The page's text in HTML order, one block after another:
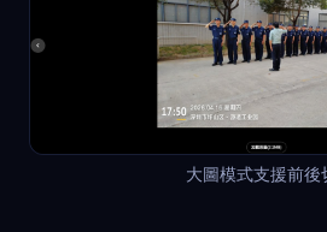
大圖模式支援前後